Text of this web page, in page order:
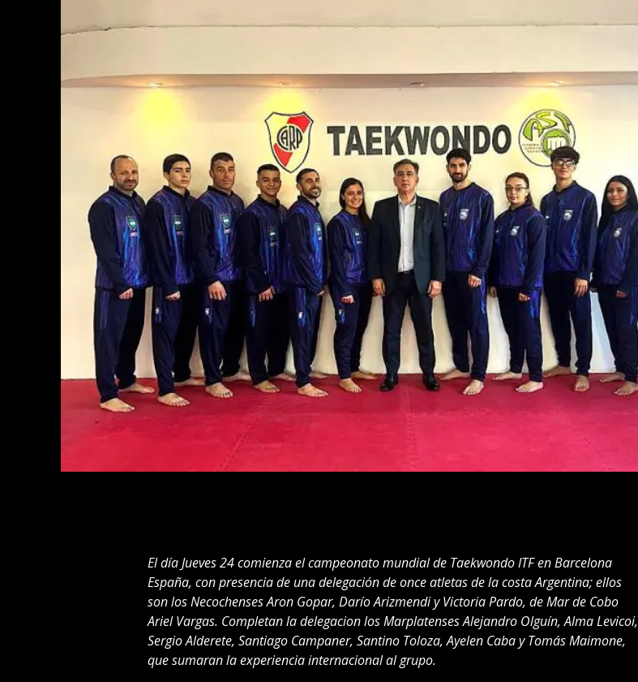
El día Jueves 24 comienza el campeonato mundial de Taekwondo ITF en Barcelona
España, con presencia de una delegación de once atletas de la costa Argentina; ellos
son los Necochenses Aron Gopar, Darío Arizmendi y Victoria Pardo, de Mar de Cobo
Ariel Vargas. Completan la delegacion los Marplatenses Alejandro Olguín, Alma Levicoi,
Sergio Alderete, Santiago Campaner, Santino Toloza, Ayelen Caba y Tomás Maimone,
que sumaran la experiencia internacional al grupo.